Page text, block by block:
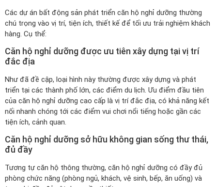
Các dự án bất động sản phát triển căn hộ nghỉ dưỡng thường
chú trọng vào vị trí, tiện ích, thiết kế để tối ưu trải nghiệm khách
hàng. Cụ thể:
Căn hộ nghỉ dưỡng được ưu tiên xây dựng tại vị trí
đắc địa
Như đã đề cập, loại hình này thường được xây dựng và phát
triển tại các thành phố lớn, các điểm du lịch. Ưu điểm đầu tiên
của căn hộ nghỉ dưỡng cao cấp là vị trí đắc địa, có khả năng kết
nối nhanh chóng tới các điểm vui chơi nổi tiếng hoặc gần các
tiện ích, cảnh quan.
Căn hộ nghỉ dưỡng sở hữu không gian sống thư thái,
đủ đầy
Tương tự căn hộ thông thường, căn hộ nghỉ dưỡng có đầy đủ
phòng chức năng (phòng ngủ, khách, vệ sinh, bếp, ăn uống) và